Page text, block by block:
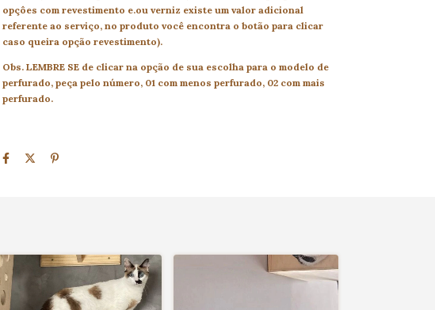
opçôes com revestimento e.ou verniz existe um valor adicional
referente ao serviço, no produto você encontra o botão para clicar
caso queira opção revestimento).
Obs. LEMBRE SE de clicar na opção de sua escolha para o modelo de
perfurado, peça pelo número, 01 com menos perfurado, 02 com mais
perfurado.